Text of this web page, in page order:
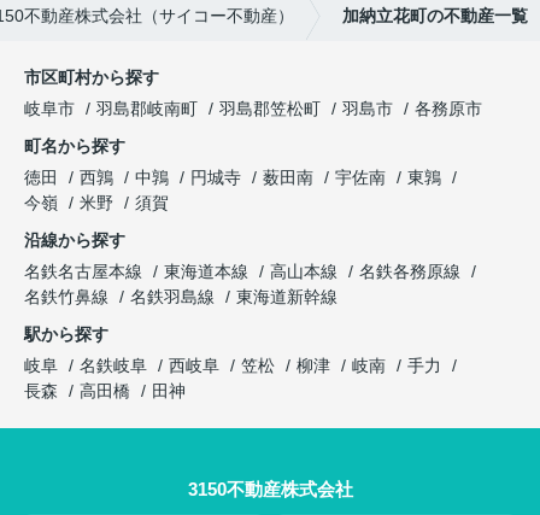
不動産株式会社（サイコー不動産） 加納立花町の不動産一覧
市区町村から探す
岐阜市
羽島郡岐南町 羽島郡笠松町 羽島市
各務原市
町名から探す
徳田
西鶉 中鶉 円城寺 薮田南 宇佐南
東鶉
今嶺
米野
須賀
沿線から探す
名鉄名古屋本線
東海道本線 高山本線
名鉄各務原線
名鉄竹鼻線
名鉄羽島線
東海道新幹線
駅から探す
岐阜
名鉄岐阜 西岐阜 笠松 柳津 岐南
手力
長森
高田橋 田神
3150不動産株式会社